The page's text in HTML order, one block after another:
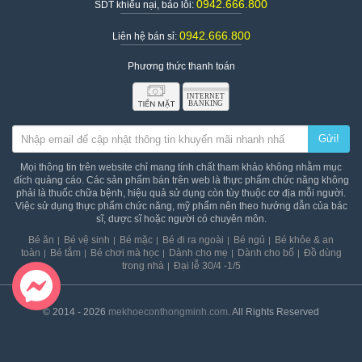
Hướng dẫn sử dụng Quây cũi thành cao inox cho bé
Vệ sinh nhà bóng cho bé thường xuyên để bảo vệ sức khỏe
Khi bé chơi trong quây bố mẹ vẫn nên quan sát bé
Lựa chọn quây cũi phù hợp theo độ tuổi của bé
SDT khiếu nại, báo lỗi: 0942.666.800
Liên hệ bán sỉ: 0942.666.800
Phương thức thanh toán
Gửi!
Mọi thông tin trên website chỉ mang tính chất tham khảo không nhằm mục
đích quảng cáo. Các sản phẩm bán trên web là thực phẩm chức năng không
phải là thuốc chữa bệnh, hiệu quả sử dụng còn tùy thuộc cơ địa mỗi người.
Việc sử dụng thực phẩm chức năng, mỹ phẩm nên theo hướng dẫn của bác
sĩ, dược sĩ hoặc người có chuyên môn.
Bé ăn
Bé vệ sinh Bé mặc Bé đi ra ngoài Bé ngủ
Bé khỏe & an
toàn
Bé tắm Bé chơi mà học Dành cho mẹ Dành cho bố
Đồ dùng
trong nhà
Đại lễ 30/4 -1/5
© 2014 - 2026 mekhoeconthongminh.com. All Rights Reserved